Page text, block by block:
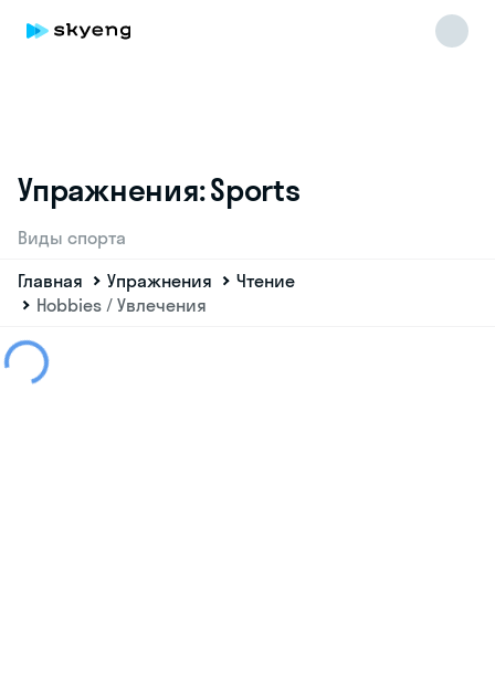
Упражнения: Sports
Виды спорта
Главная
Упражнения
Чтение
Hobbies / Увлечения